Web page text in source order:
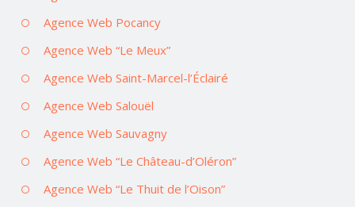
Agence Web Pocancy
Agence Web “Le Meux”
Agence Web Saint-Marcel-l’Éclairé
Agence Web Salouël
Agence Web Sauvagny
Agence Web “Le Château-d’Oléron”
Agence Web “Le Thuit de l’Oison”